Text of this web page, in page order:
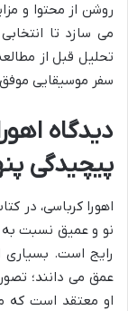
روشن از محتوا و
می سازد تا
تحلیل قبل از
سفر موسیقایی
دیدگاه
پیچیدگی
اهورا کرباسی، در
نو و عمیق نسبت به
رایج است. بسیاری
عمق می دانند؛
او معتقد است که